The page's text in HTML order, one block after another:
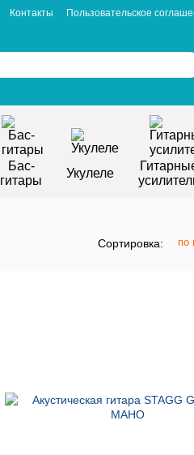
Контакты
Пользовательское
Бас-
гитары
Укулеле
Сортировка: по